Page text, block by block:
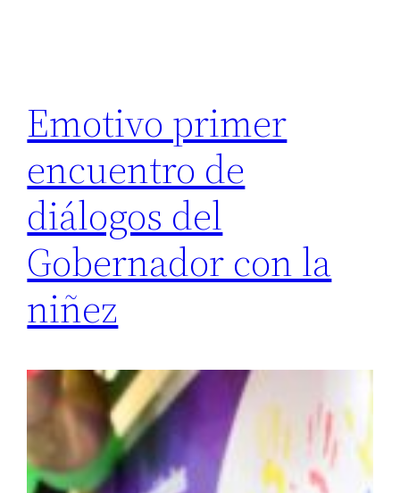
Emotivo primer
encuentro de
diálogos del
Gobernador con la
niñez